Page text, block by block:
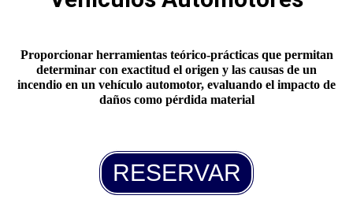
Proporcionar herramientas teórico-prácticas que permitan
determinar con exactitud el origen y las causas de un
incendio en un vehículo automotor, evaluando el impacto de
daños como pérdida material
RESERVAR